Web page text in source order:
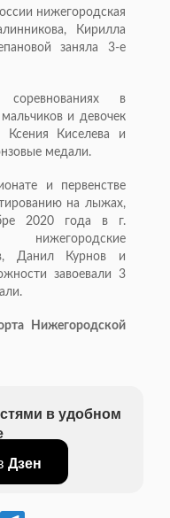
нижегородская
Кирилла
заняла 3-е
в
и девочек
Киселева и
медали.
и первенстве
на лыжах,
2020 года в г.
нижегородские
Данил Курнов и
завоевали 3
Нижегородской
в удобном
Дзен